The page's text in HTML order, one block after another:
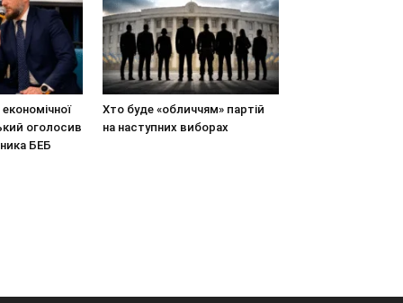
оголосив
БЕБ
Хто буде «обличчям» партій
на наступних виборах